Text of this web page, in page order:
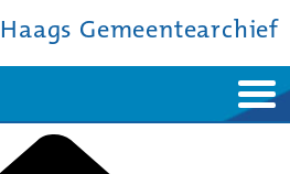
Haags Gemeentearchief